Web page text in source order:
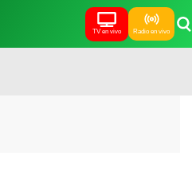
TV en vivo Radio en vivo